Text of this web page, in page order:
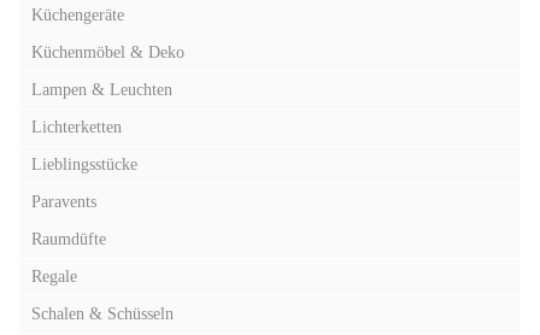
Küchengeräte
Küchenmöbel & Deko
Lampen & Leuchten
Lichterketten
Lieblingsstücke
Paravents
Raumdüfte
Regale
Schalen & Schüsseln